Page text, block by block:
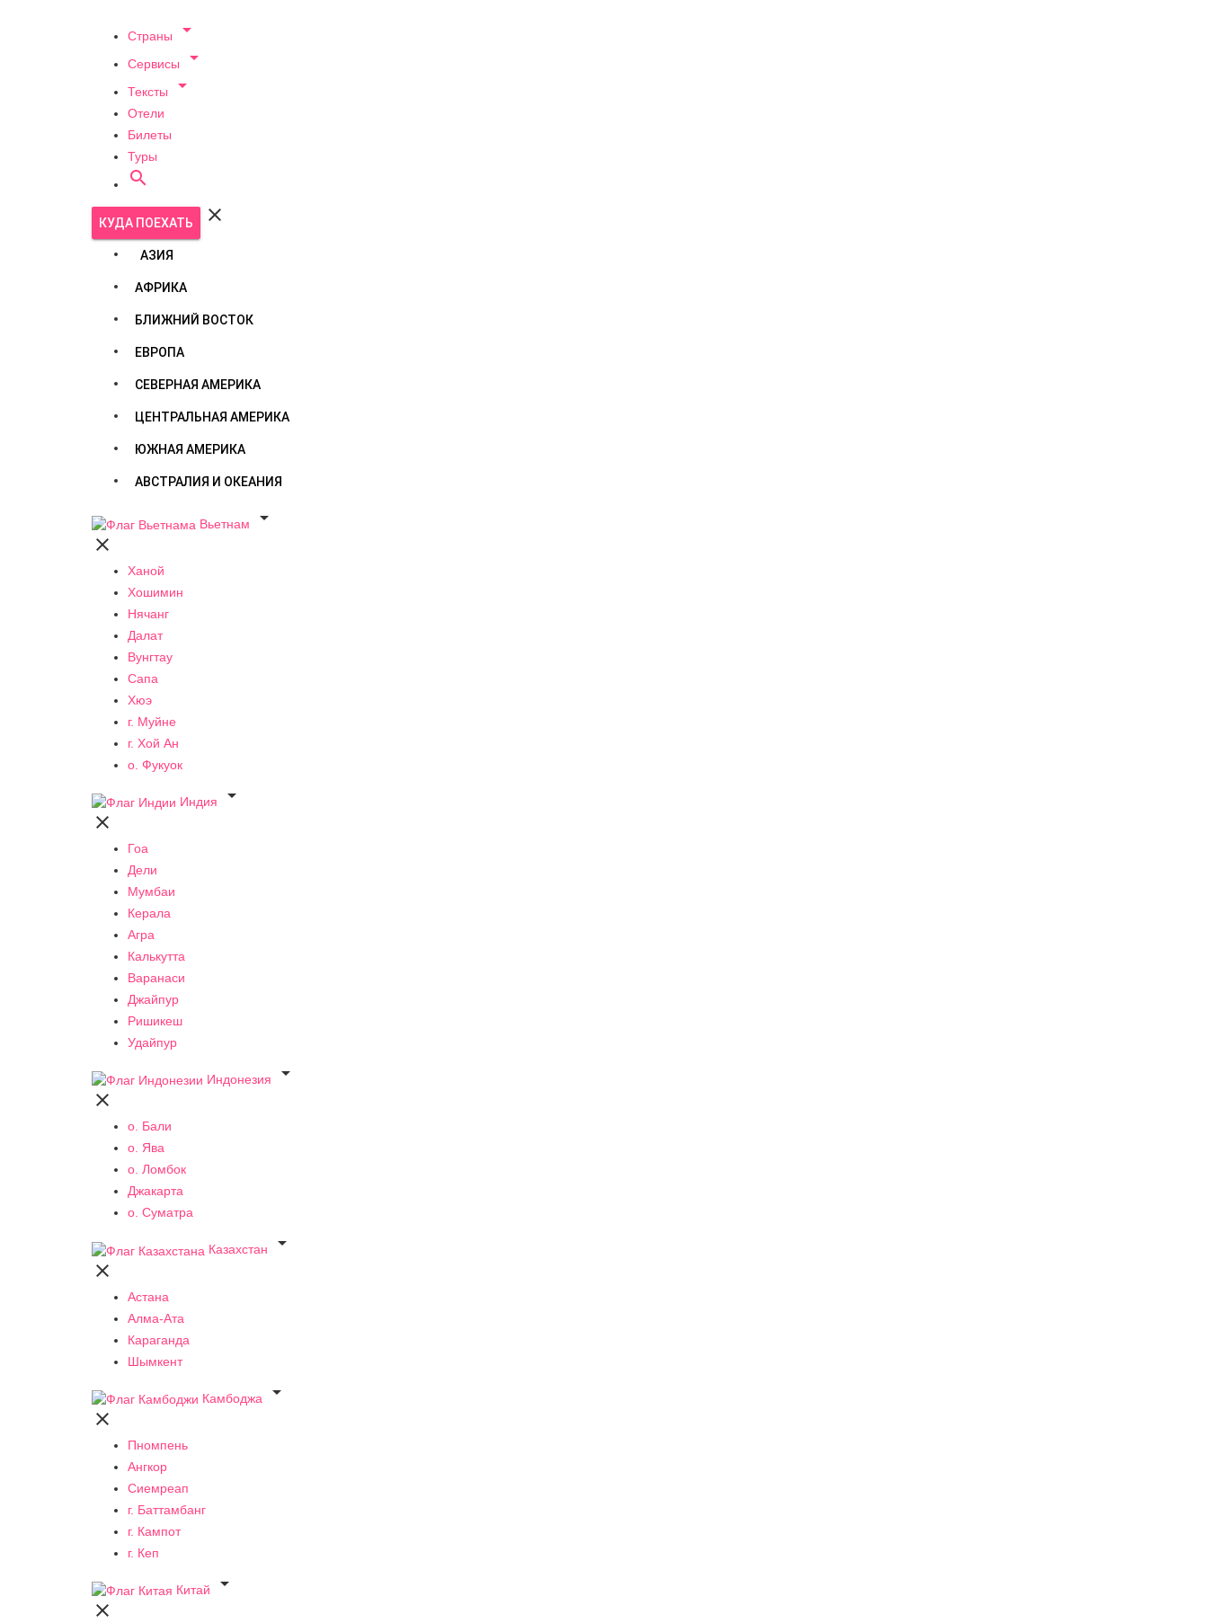
Страны 
Сервисы 
Тексты 
Отели
Билеты
Туры

КУДА ПОЕХАТЬ 
АЗИЯ
АФРИКА
БЛИЖНИЙ ВОСТОК
ЕВРОПА
СЕВЕРНАЯ АМЕРИКА
ЦЕНТРАЛЬНАЯ АМЕРИКА
ЮЖНАЯ АМЕРИКА
АВСТРАЛИЯ И ОКЕАНИЯ
Вьетнам


Ханой
Хошимин
Нячанг
Далат
Вунгтау
Сапа
Хюэ
г. Муйне
г. Хой Ан
о. Фукуок
Индия


Гоа
Дели
Мумбаи
Керала
Агра
Калькутта
Варанаси
Джайпур
Ришикеш
Удайпур
Индонезия


о. Бали
о. Ява
о. Ломбок
Джакарта
о. Суматра
Казахстан


Астана
Алма-Ата
Караганда
Шымкент
Камбоджа


Пномпень
Ангкор
Сиемреап
г. Баттамбанг
г. Кампот
г. Кеп
Китай

